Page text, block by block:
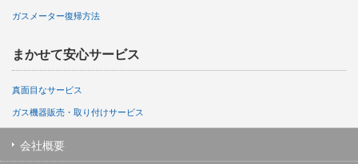
ガスメーター復帰方法
まかせて安心サービス
真面目なサービス
ガス機器販売・取り付けサービス
会社概要